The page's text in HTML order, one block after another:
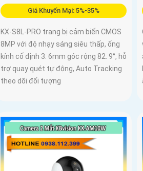
Giá Khuyến Mại: 5%-35%
KX-S8L-PRO trang bị cảm biến CMOS
8MP với độ nhạy sáng siêu thấp, ống
kính cố định 3. 6mm góc rộng 82. 9°, hỗ
trợ quay quét tự động, Auto Tracking
theo dõi đối tượng